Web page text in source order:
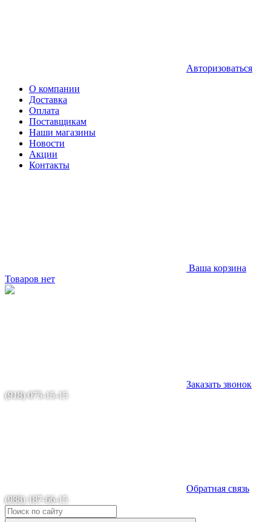
Авторизоваться
О компании
Доставка
Оплата
Поставщикам
Наши магазины
Новости
Акции
Контакты
Ваша корзина
Товаров нет
Заказать звонок
(918) 075-15-15
Обратная связь
(988) 187-66-15